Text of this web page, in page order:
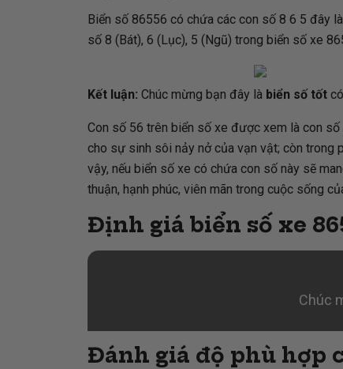
Biển số 86556 có chứa các con số 8 6 5 đây
số 8 (Bát), 6 (Lục), 5 (Ngũ) trong biển số xe
Kết luận: Chúc mừng bạn đây là biển số tốtcó
Con số 56 trên biển số xe được xem là con
cho sự sinh sôi nảy nở của vạn vật; còn trong
vậy, nếu biển số xe có chứa con số này sẽ
thuận, hạnh phúc, viên mãn trong cuộc sống
Định giá biển số xe
Chúc
Đánh giá độ phù hợp